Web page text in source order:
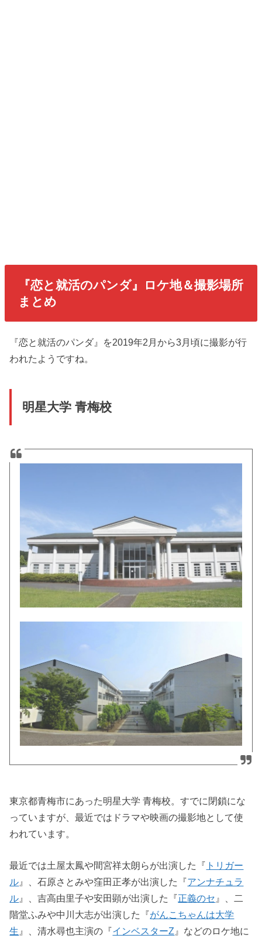
『恋と就活のパンダ』ロケ地＆撮影場所
まとめ
『恋と就活のパンダ』を2019年2月から3月頃に撮影が行
われたようですね。
明星大学 青梅校
東京都青梅市にあった明星大学 青梅校。すでに閉鎖にな
っていますが、最近ではドラマや映画の撮影地として使
われています。
最近では土屋太鳳や間宮祥太朗らが出演した『 トリガー
ル 』、石原さとみや窪田正孝が出演した『アンナチュラ
ル 』、吉高由里子や安田顕が出演した『正義のセ 』、二
階堂ふみや中川大志が出演した『がんこちゃんは大学
生 』、清水尋也主演の『インベスターZ 』などのロケ地に